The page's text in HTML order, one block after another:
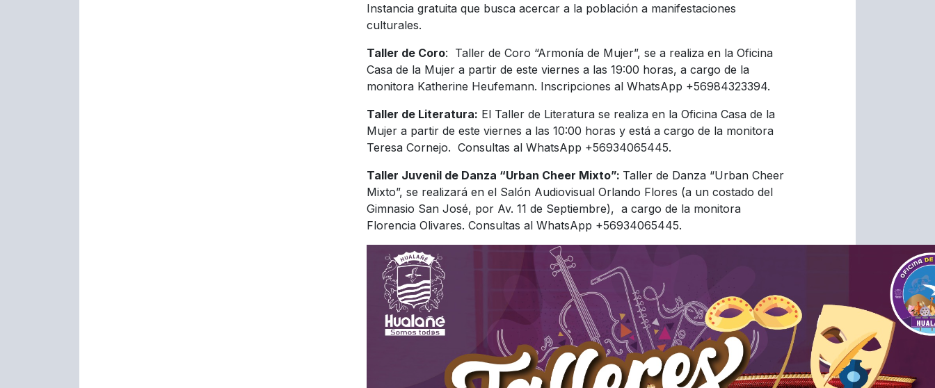
Instancia gratuita que busca acercar a la población a manifestaciones
culturales.
Taller de Coro: Taller de Coro “Armonía de Mujer”, se a realiza en la Oficina
Casa de la Mujer a partir de este viernes a las 19:00 horas, a cargo de la
monitora Katherine Heufemann. Inscripciones al WhatsApp +56984323394.
Taller de Literatura: El Taller de Literatura se realiza en la Oficina Casa de la
Mujer a partir de este viernes a las 10:00 horas y está a cargo de la monitora
Teresa Cornejo. Consultas al WhatsApp +56934065445.
Taller Juvenil de Danza “Urban Cheer Mixto”: Taller de Danza “Urban Cheer
Mixto”, se realizará en el Salón Audiovisual Orlando Flores (a un costado del
Gimnasio San José, por Av. 11 de Septiembre), a cargo de la monitora
Florencia Olivares. Consultas al WhatsApp +56934065445.